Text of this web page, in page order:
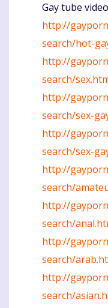
Komentaras
Gay tube video
http://
search/hot-
http://
search/
http://
search/sex-
http://
search/sex-
http://
search/
http://
search/
http://
search/
http://
search/